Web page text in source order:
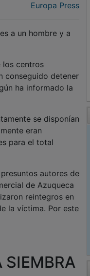
Europa Press
a un hombre y a
los centros
conseguido detener
ha informado la
se disponían
eran
para el total
autores de
de Azuqueca
reintegros en
la víctima. Por este
SIEMBRA